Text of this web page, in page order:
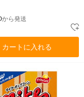
から発送
カートに入れる